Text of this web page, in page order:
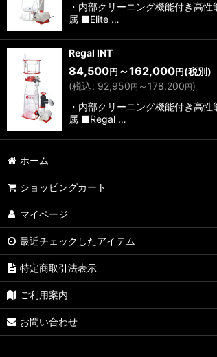
・内部クリーニング機能付き高
属 ■Elite …
Regal INT
84,500円 ～162,000円 (税別)
(税込: 92,950円 ～178,200円)
・内部クリーニング機能付き高
属 ■Regal …
ホーム
ショッピングカート
マイページ
最近チェックしたアイテム
特定商取引法表示
ご利用案内
お問い合わせ